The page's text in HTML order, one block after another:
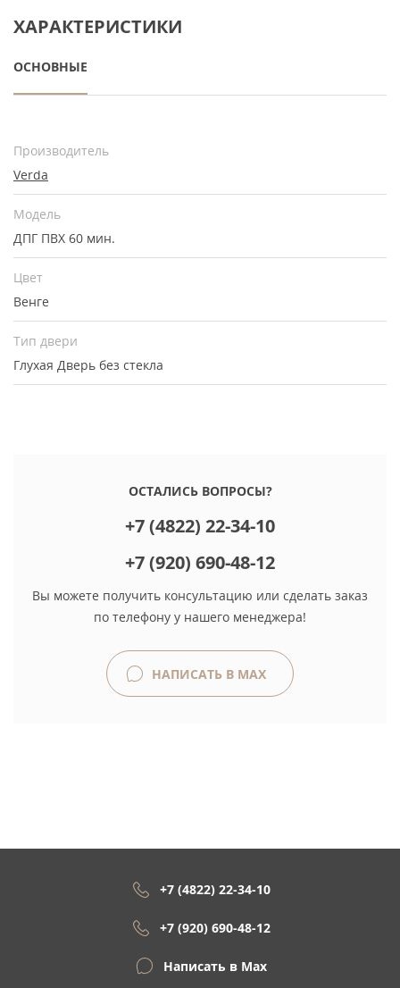
ХАРАКТЕРИСТИКИ
ОСНОВНЫЕ
Производитель
Verda
Модель
ДПГ ПВХ 60 мин.
Цвет
Венге
Тип двери
Глухая Дверь без стекла
ОСТАЛИСЬ ВОПРОСЫ?
+7 (4822) 22-34-10
+7 (920) 690-48-12
Вы можете получить консультацию или сделать заказ
по телефону у нашего менеджера!
НАПИСАТЬ В MAX
+7 (4822) 22-34-10
+7 (920) 690-48-12
Написать в Max